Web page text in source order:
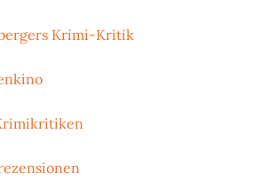
Krimi-Kritik